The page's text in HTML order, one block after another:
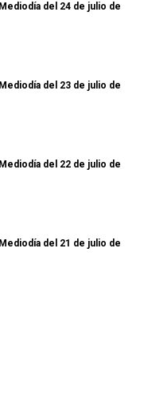
del 24 de julio de
del 23 de julio de
del 22 de julio de
del 21 de julio de